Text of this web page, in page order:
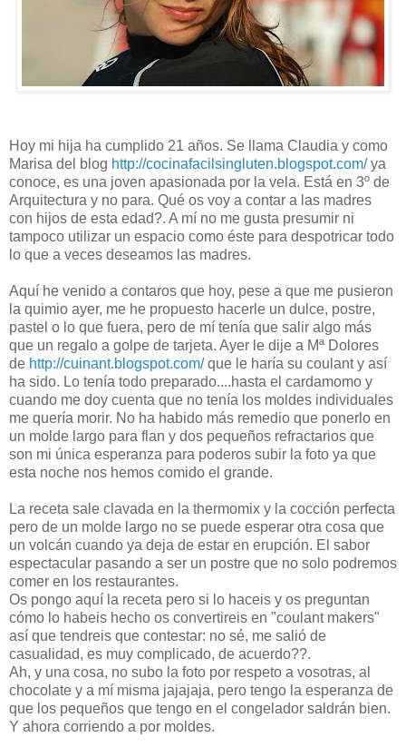
Hoy mi hija ha cumplido 21 años. Se llama Claudia y como
Marisa del blog http://cocinafacilsingluten.blogspot.com/ya
conoce, es una joven apasionada por la vela. Está en 3º de
Arquitectura y no para. Qué os voy a contar a las madres
con hijos de esta edad?. A mí no me gusta presumir ni
tampoco utilizar un espacio como éste para despotricar todo
lo que a veces deseamos las madres.
Aquí he venido a contaros que hoy, pese a que me pusieron
la quimio ayer, me he propuesto hacerle un dulce, postre,
pastel o lo que fuera, pero de mí tenía que salir algo más
que un regalo a golpe de tarjeta. Ayer le dije a Mª Dolores
de http://cuinant.blogspot.com/que le haría su coulant y así
ha sido. Lo tenía todo preparado....hasta el cardamomo y
cuando me doy cuenta que no tenía los moldes individuales
me quería morir. No ha habido más remedio que ponerlo en
un molde largo para flan y dos pequeños refractarios que
son mi única esperanza para poderos subir la foto ya que
esta noche nos hemos comido el grande.
La receta sale clavada en la thermomix y la cocción perfecta
pero de un molde largo no se puede esperar otra cosa que
un volcán cuando ya deja de estar en erupción. El sabor
espectacular pasando a ser un postre que no solo podremos
comer en los restaurantes.
Os pongo aquí la receta pero si lo haceis y os preguntan
cómo lo habeis hecho os convertireis en "coulant makers"
así que tendreis que contestar: no sé, me salió de
casualidad, es muy complicado, de acuerdo??.
Ah, y una cosa, no subo la foto por respeto a vosotras, al
chocolate y a mí misma jajajaja, pero tengo la esperanza de
que los pequeños que tengo en el congelador saldrán bien.
Y ahora corriendo a por moldes.